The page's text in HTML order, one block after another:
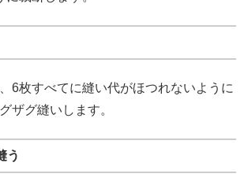
6枚すべてに縫い代がほつれないように
ザグ縫いします。
う